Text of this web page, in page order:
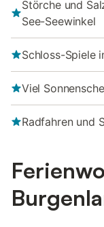
Störche und
See-Seewinkel
Schloss-Spiele
Viel
Radfahren und